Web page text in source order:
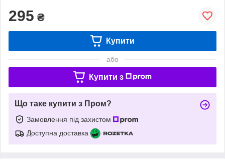
295 ₴
Купити
або
Купити з
Що таке купити з Пром?
Замовлення під захистом
Доступна доставка